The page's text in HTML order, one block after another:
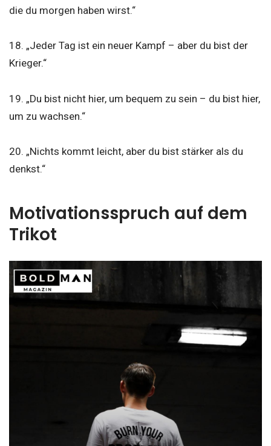
die du morgen haben wirst.“
18. „Jeder Tag ist ein neuer Kampf – aber du bist der
Krieger.“
19. „Du bist nicht hier, um bequem zu sein – du bist hier,
um zu wachsen.“
20. „Nichts kommt leicht, aber du bist stärker als du
denkst.“
Motivationsspruch auf dem
Trikot